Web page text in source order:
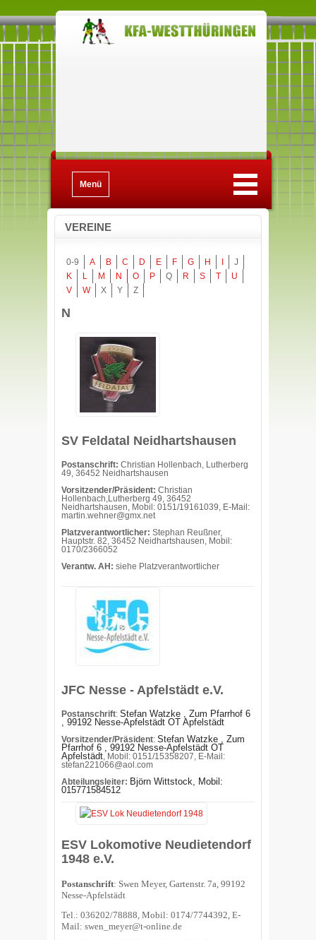
Menü
VEREINE
0-9 A B C D E F G H
J
K
L M N O P Q R S T
U
V
W X Y Z
N
SV Feldatal Neidhartshausen
Postanschrift: Christian Hollenbach, Lutherberg
49, 36452 Neidhartshausen
Vorsitzender/Präsident: Christian
Hollenbach,Lutherberg 49, 36452
Neidhartshausen, Mobil: 0151/19161039, E-Mail:
martin.wehner@gmx.net
Platzverantwortlicher: Stephan Reußner,
Hauptstr. 82, 36452 Neidhartshausen, Mobil:
0170/2366052
Verantw. AH: siehe Platzverantwortlicher
JFC Nesse - Apfelstädt e.V.
Postanschrift: Stefan Watzke , Zum Pfarrhof 6
, 99192 Nesse-Apfelstädt OT Apfelstädt
Vorsitzender/Präsident: Stefan Watzke , Zum
Pfarrhof 6 , 99192 Nesse-Apfelstädt OT
Apfelstädt, Mobil: 0151/15358207, E-Mail:
stefan221066@aol.com
Abteilungsleiter: Björn Wittstock, Mobil :
015771584512
ESV Lokomotive Neudietendorf
1948 e.V.
Postanschrift: Swen Meyer, Gartenstr. 7a, 99192
Nesse-Apfelstädt
Tel.: 036202/78888, Mobil: 0174/7744392, E-
Mail: swen_meyer@t-online.de